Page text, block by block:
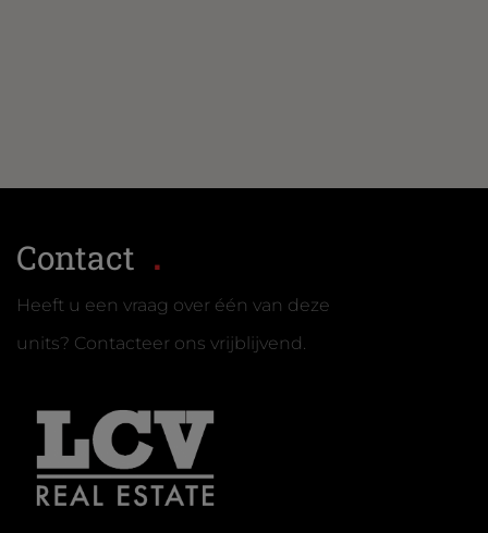
Contact
Heeft u een vraag over één van deze
units? Contacteer ons vrijblijvend.